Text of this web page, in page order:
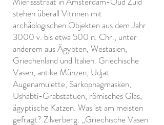
stehen überall Vitrinen mit
archäologischen Objekten aus dem Jahr
3000 v. bis etwa 500 n. Chr., unter
anderem aus Ägypten, Westasien,
Griechenland und Italien. Griechische
Vasen, antike Münzen, Udjat-
Augenamulette, Sarkophagmasken,
Ushabti-Grabstatuen, römisches Glas,
ägyptische Katzen. Was ist am meisten
gefragt? Zilverberg: „Griechische Vasen